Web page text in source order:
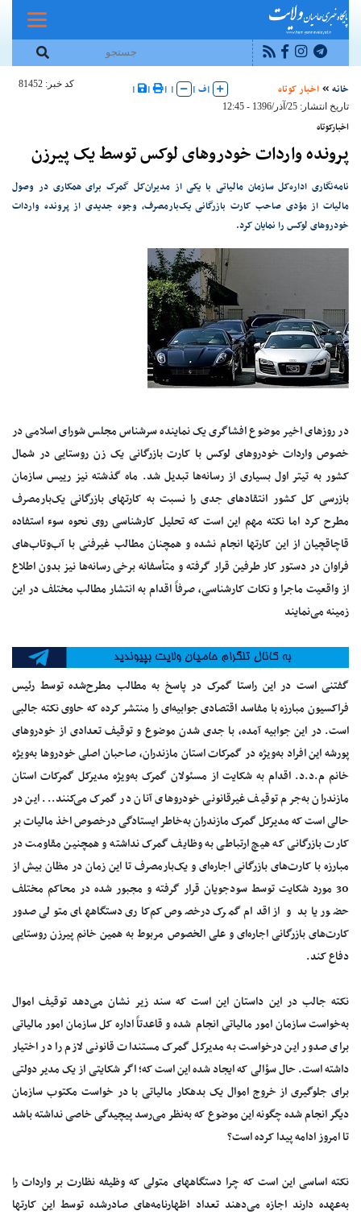
خانه اخبار کوتاه |ف |
|
|
|
|
کد خبر: 81452
تاریخ انتشار: 25/آذر/1396 - 12:45
اخبارکوتاه
پرونده واردات خودروهای لوکس توسط یک پیرزن
نامه‌نگاری اداره‌کل سازمان مالیاتی با یکی از مدیران‌کل گمرک برای همکاری در وصول
مالیات از مؤدی صاحب کارت بازرگانی یک‌بارمصرف، وجوه جدیدی از پرونده واردات
خودروهای لوکس را نمایان کرد.
در روزهای اخیر موضوع افشاگری یک نماینده سرشناس مجلس شورای اسلامی در
خصوص واردات خودروهای لوکس با کارت بازرگانی یک زن روستایی در شمال
کشور به تیتر اول بسیاری از رسانه‌ها تبدیل شد. ماه گذشته نیز رییس سازمان
بازرسی کل کشور انتقادهای جدی را نسبت به کارتهای بازرگانی یک‌بارمصرف
مطرح کرد اما نکته مهم این است که تحلیل کارشناسی روی نحوه سوء استفاده
قاچاقچیان از این کارتها انجام نشده و همچنان مطالب غیرفنی با آب‌وتاب‌های
فراوان در دستور کار طرفین قرار گرفته و متأسفانه برخی رسانه‌ها نیز بدون اطلاع
از واقعیت ماجرا و نکات کارشناسی، صرفاً اقدام به انتشار مطالب مختلف در این
زمینه می‌نمایند
گفتنی است در این راستا گمرک در پاسخ به مطالب مطرح‌شده توسط رئیس
فراکسیون مبارزه با مفاسد اقتصادی جوابیه‌ای را منتشر کرده که حاوی نکته جالبی
است. در این جوابیه آمده، با جدی شدن موضوع و توقیف تعدادی از خودروهای
پورشه این افراد به‌ویژه در گمرکات استان مازندران، صاحبان اصلی خودروها به‌ویژه
خانم م.د.د. اقدام به شکایت از مسئولان گمرک به‌ویژه مدیرکل گمرکات استان
مازندران به‌جرم توقیف غیرقانونی خودروهای آنان در گمرک می‌کنند... این در
حالی است که مدیرکل گمرک مازندران به‌خاطر ایستادگی درخصوص اخذ مالیات بر
کارت بازرگانی که هیچ ارتباطی به وظایف گمرک نداشته و همچنین مقاومت در
مبارزه با کارت‌های بازرگانی اجاره‌ای و یک‌بارمصرف تا این زمان در مظان بیش از
30 مورد شکایت توسط سودجویان قرار گرفته و مجبور شده در محاکم مختلف
حضور یابد و از اقدام گمرک درخصوص کم‌کاری دستگاههای متولی صدور
کارت‌های بازرگانی اجاره‌ای و علی الخصوص مربوط به همین خانم پیرزن روستایی
دفاع کند.
نکته جالب در این داستان این است که سند زیر نشان می‌دهد توقیف اموال
به‌خواست سازمان امور مالیاتی انجام شده و قاعدتاً اداره کل سازمان امور مالیاتی
برای صدور این درخواست به مدیرکل گمرک مستندات قانونی لازم را در اختیار
داشته است. حال سؤالی که ایجاد شده این است که؛ اگر شکایتی از یک مدیر دولتی
برای جلوگیری از خروج اموال یک بدهکار مالیاتی با در خواست مکتوب سازمان
دیگر انجام شده چگونه این موضوع که به‌نظر می‌رسد پیچیدگی خاصی نداشته باشد
تا امروز ادامه پیدا کرده است؟
نکته اساسی این است که چرا دستگاههای متولی که وظیفه نظارت بر واردات را
به‌عهده دارند اجازه می‌دهند تعداد اظهارنامه‌های صادرشده توسط این کارتها